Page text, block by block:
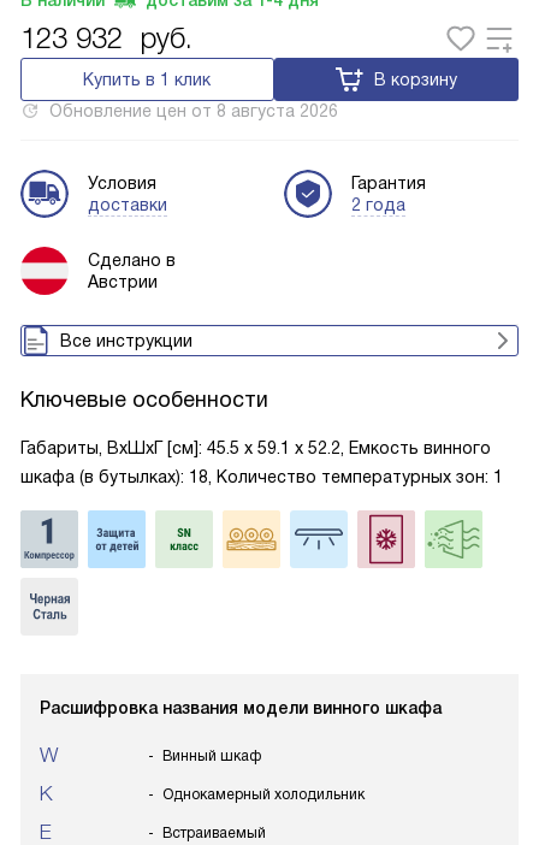
123 932 руб.
Купить в 1 клик
В корзину
Обновление цен от 8 августа 2026
Условия
доставки
Гарантия
2 года
Сделано в
Австрии
Все инструкции
Ключевые особенности
Габариты, ВxШxГ [см]: 45.5 х 59.1 х 52.2, Емкость винного
шкафа (в бутылках): 18, Количество температурных зон: 1
Расшифровка названия модели винного шкафа
W Винный шкаф
K Однокамерный холодильник
E Встраиваемый